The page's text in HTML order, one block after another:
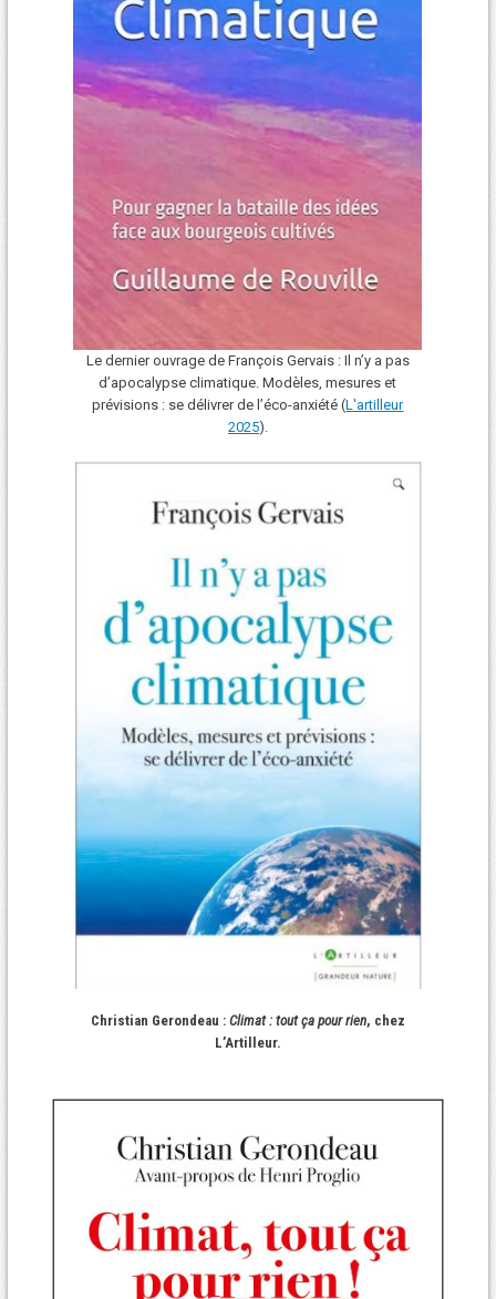
Le dernier ouvrage de François Gervais : Il n’y a pas
d’apocalypse climatique. Modèles, mesures et
prévisions : se délivrer de l’éco-anxiété (L'arti lleur
2025).
Christian Gerondeau : Climat : tout ça pour rien, chez
L’Artilleur.